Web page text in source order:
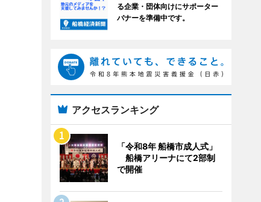
る企業・団体向けにサポーター
バナーを準備中です。
アクセスランキング
「令和8年 船橋市成人式」
船橋アリーナにて2部制
で開催